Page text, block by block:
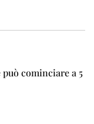
cominciare a 5